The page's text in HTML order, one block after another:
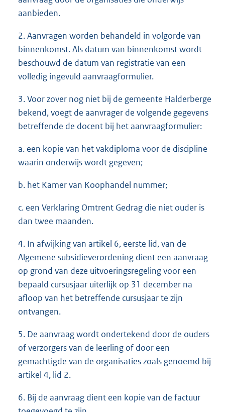
aanbieden.
2. Aanvragen worden behandeld in volgorde van
binnenkomst. Als datum van binnenkomst wordt
beschouwd de datum van registratie van een
volledig ingevuld aanvraagformulier.
3. Voor zover nog niet bij de gemeente Halderberge
bekend, voegt de aanvrager de volgende gegevens
betreffende de docent bij het aanvraagformulier:
a. een kopie van het vakdiploma voor de discipline
waarin onderwijs wordt gegeven;
b. het Kamer van Koophandel nummer;
c. een Verklaring Omtrent Gedrag die niet ouder is
dan twee maanden.
4. In afwijking van artikel 6, eerste lid, van de
Algemene subsidieverordening dient een aanvraag
op grond van deze uitvoeringsregeling voor een
bepaald cursusjaar uiterlijk op 31 december na
afloop van het betreffende cursusjaar te zijn
ontvangen.
5. De aanvraag wordt ondertekend door de ouders
of verzorgers van de leerling of door een
gemachtigde van de organisaties zoals genoemd bij
artikel 4, lid 2.
6. Bij de aanvraag dient een kopie van de factuur